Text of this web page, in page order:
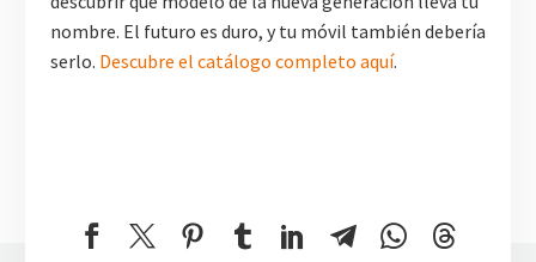
nombre. El futuro es duro, y tu móvil también debería
serlo. Descubre el catálogo completo aquí.